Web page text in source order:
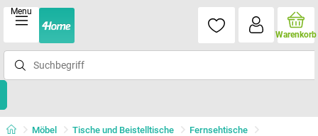
Menu
Warenkorb
Möbel Tische und Beistelltische Fernsehtische